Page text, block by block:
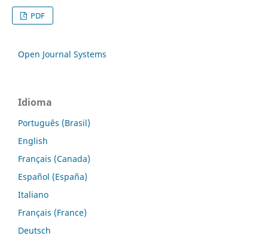
PDF
Open Journal Systems
Idioma
Português (Brasil)
English
Français (Canada)
Español (España)
Italiano
Français (France)
Deutsch